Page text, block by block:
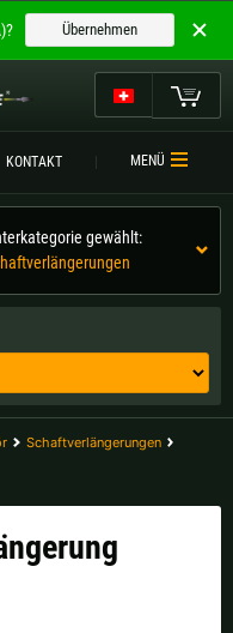
KONTAKT MENÜ
gewählt:
Schaftverlängerungen
bei
aus:
Deutsch (DE)
Deutsch (CH)
Bulgarien |лв
Frankreich |€
Übernehmen
Mein Warenkorb
ARMBRÜSTE
ARMBRUSTVERGLEICH
ZUBEHÖR
KONTAKT